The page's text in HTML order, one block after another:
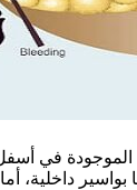
الموجودة في
بواسير